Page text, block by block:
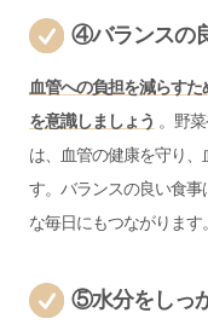
④バランスの
血管への負担を減らす
を意識しましょう 。野
は、血管の健康を守り
す。バランスの良い食
な毎日にもつながります。
⑤水分をしっ